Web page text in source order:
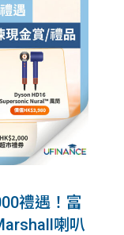
禮遇！富
喇叭